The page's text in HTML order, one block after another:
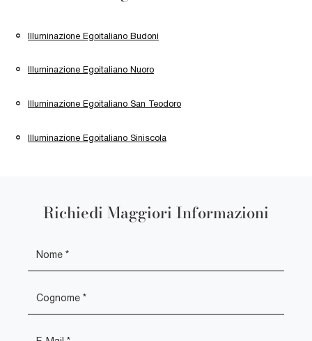
Illuminazione Egoitaliano Budoni
Illuminazione Egoitaliano Nuoro
Illuminazione Egoitaliano San Teodoro
Illuminazione Egoitaliano Siniscola
Richiedi Maggiori Informazioni